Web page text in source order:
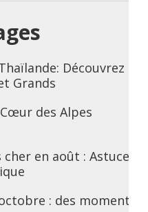
Découvrez
Grands
des Alpes
en août : Astuces
: des moments